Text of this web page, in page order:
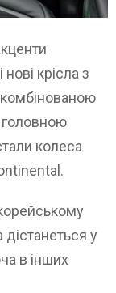
крісла з
колеса
у
в інших